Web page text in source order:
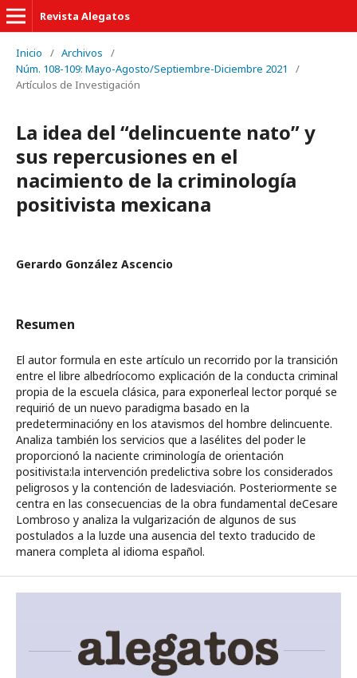
Revista Alegatos
Inicio / Archivos
/
Núm. 108-109: Mayo-Agosto/Septiembre-Diciembre 2021
/
Artículos de Investigación
La idea del “delincuente nato” y
sus repercusiones en el
nacimiento de la criminología
positivista mexicana
Gerardo González Ascencio
Resumen
El autor formula en este artículo un recorrido por la transición
entre el libre albedríocomo explicación de la conducta criminal
propia de la escuela clásica, para exponerleal lector porqué se
requirió de un nuevo paradigma basado en la
predeterminacióny en los atavismos del hombre delincuente.
Analiza también los servicios que a lasélites del poder le
proporcionó la naciente criminología de orientación
positivista:la intervención predelictiva sobre los considerados
peligrosos y la contención de ladesviación. Posteriormente se
centra en las consecuencias de la obra fundamental deCesare
Lombroso y analiza la vulgarización de algunos de sus
postulados a la luzde una ausencia del texto traducido de
manera completa al idioma español.